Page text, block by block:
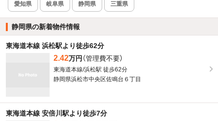
愛知県 岐阜県 静岡県 三重県
静岡県の新着物件情報
東海道本線 浜松駅より徒歩62分
2.42万円 （管理費不要）
東海道本線/浜松駅 徒歩62分
静岡県浜松市中央区佐鳴台６丁目
東海道本線 安倍川駅より徒歩7分